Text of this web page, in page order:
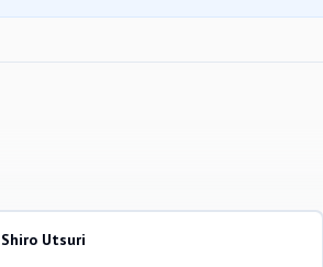
Shiro Utsuri